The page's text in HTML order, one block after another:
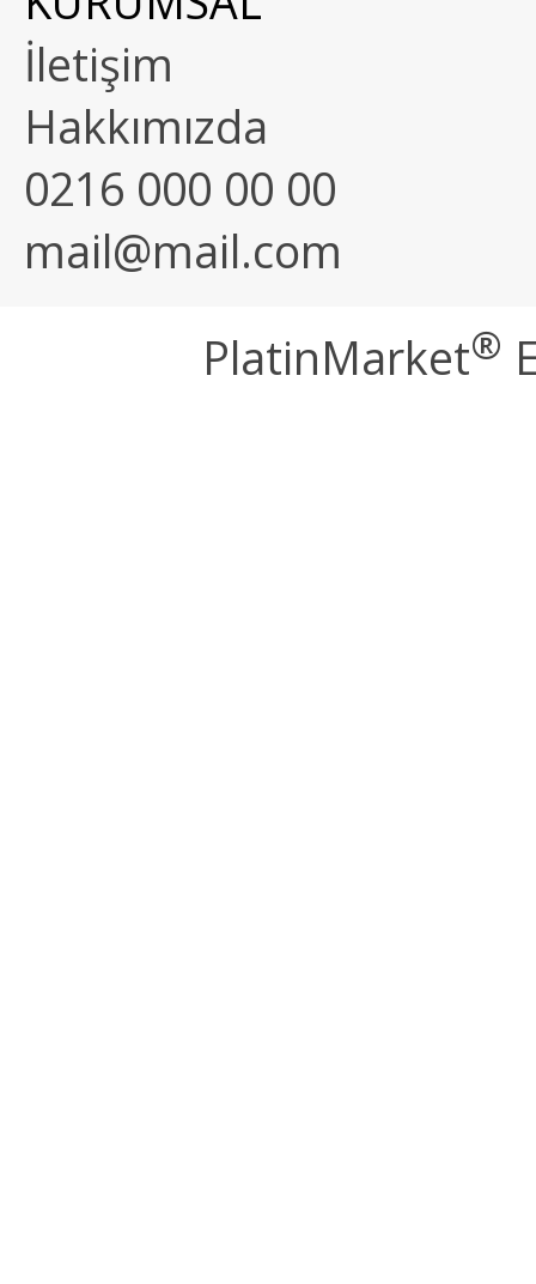
İletişim
Hakkımızda
0216 000 00 00
mail@mail.com
PlatinMarket®